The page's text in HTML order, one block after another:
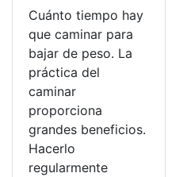
Cuánto tiempo hay
que caminar para
bajar de peso. La
práctica del
caminar
proporciona
grandes beneficios.
Hacerlo
regularmente